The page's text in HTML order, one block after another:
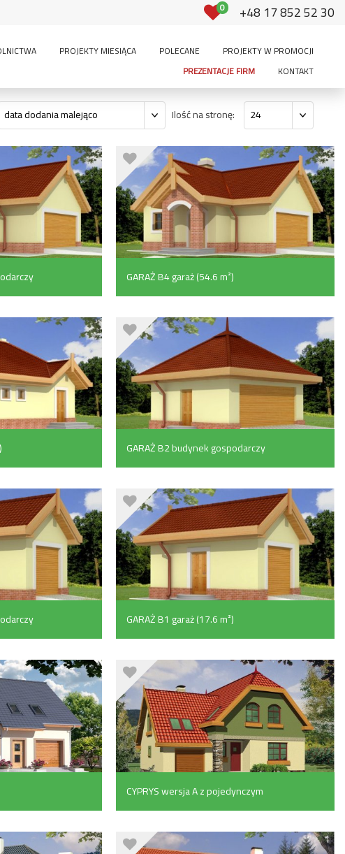
0 +48 17 852 52 30
PROJEKTY MIESIĄCA POLECANE
PROJEKTY W PROMOCJI
PREZENTACJE FIRM
KONTAKT
data dodania malejąco Ilość na stronę: 24
GARAŻ B4 garaż (54.6 m²)
GARAŻ B2 budynek gospodarczy
(33.1 m²)
GARAŻ B1 garaż (17.6 m²)
CYPRYS wersja A z pojedynczym
garażem (158.3 m²)